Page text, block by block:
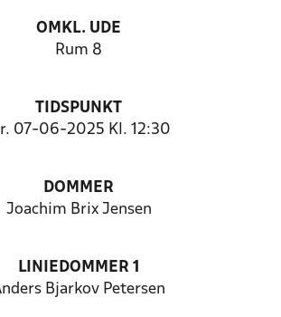
OMKL. UDE
Rum 8
TIDSPUNKT
07-06-2025 Kl. 12:30
DOMMER
Joachim Brix Jensen
LINIEDOMMER 1
Bjarkov Petersen